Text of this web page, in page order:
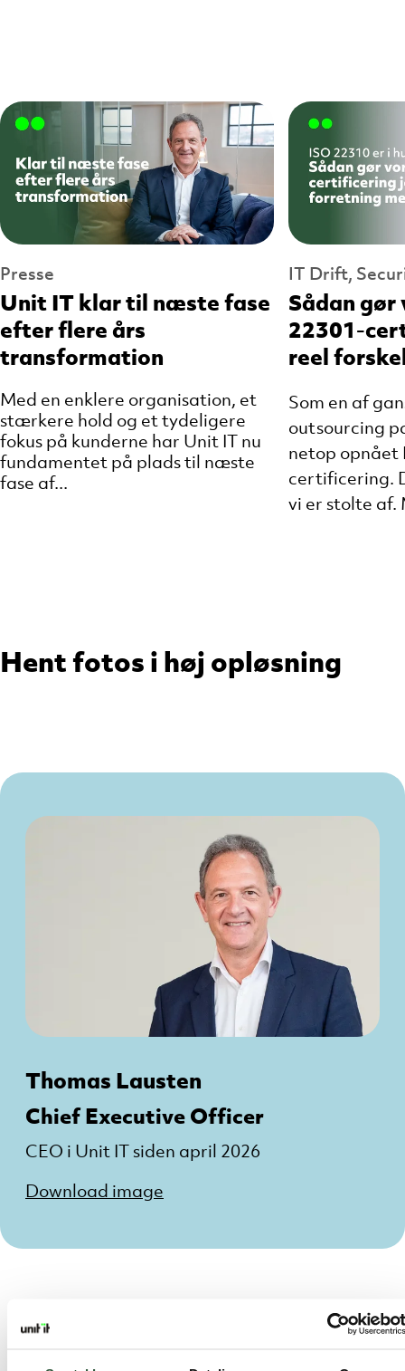
Presse
Unit IT klar til næste fase
efter flere års
transformation
Med en enklere organisation, et
stærkere hold og et tydeligere
fokus på kunderne har Unit IT nu
fundamentet på plads til næste
fase af...
IT Drift,
Sådan gør
22301-
reel
Som en af
outsourcing
netop opnået
certificering.
vi er stolte af.
Hent fotos i høj opløsning
Thomas Lausten
Chief Executive Officer
CEO i Unit IT siden april 2026
Download image